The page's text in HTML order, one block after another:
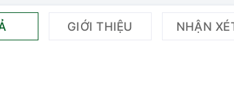
GIỚI THIỆU NHẬN